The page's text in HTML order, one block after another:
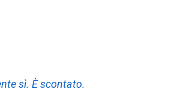
sì. È scontato.